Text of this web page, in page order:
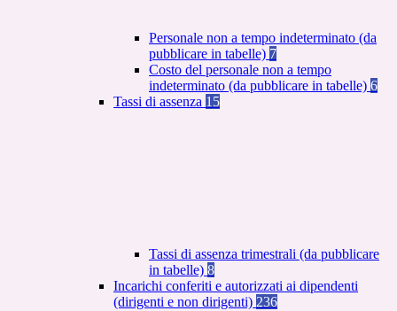
Personale non a tempo indeterminato (da
pubblicare in tabelle) 7
Costo del personale non a tempo
indeterminato (da pubblicare in tabelle) 6
Tassi di assenza 15
Tassi di assenza trimestrali (da pubblicare
in tabelle) 8
Incarichi conferiti e autorizzati ai dipendenti
(dirigenti e non dirigenti) 236